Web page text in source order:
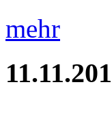
mehr